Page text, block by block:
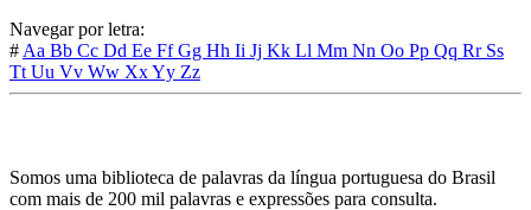
Navegar por letra:
# Aa Bb Cc Dd Ee FfGg Hh Ii Jj Kk Ll Mm Nn Oo Pp Qq Rr Ss
Tt Uu Vv Ww XxYy Zz
Somos uma biblioteca de palavras da língua portuguesa do Brasil
com mais de 200 mil palavras e expressões para consulta.